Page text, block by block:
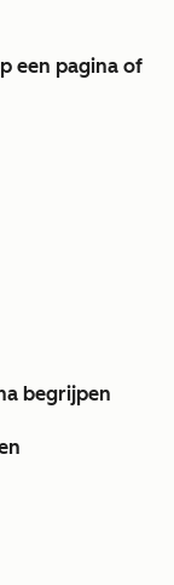
een pagina of
begrijpen